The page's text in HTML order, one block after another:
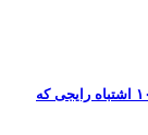
چرا باتری خودرو زودتر از موعد خراب می‌شود؟ ۱۰ اشتباه رایجی که